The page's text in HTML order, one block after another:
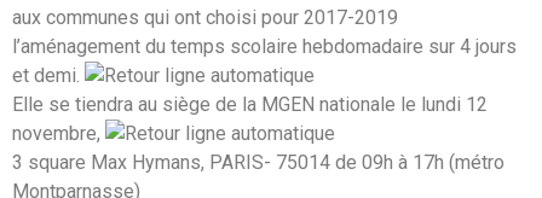
aux communes qui ont choisi pour 2017-2019
l’aménagement du temps scolaire hebdomadaire sur 4 jours
et demi.
Elle se tiendra au siège de la MGEN nationale le lundi 12
novembre,
3 square Max Hymans, PARIS- 75014 de 09h à 17h (métro
Montparnasse)